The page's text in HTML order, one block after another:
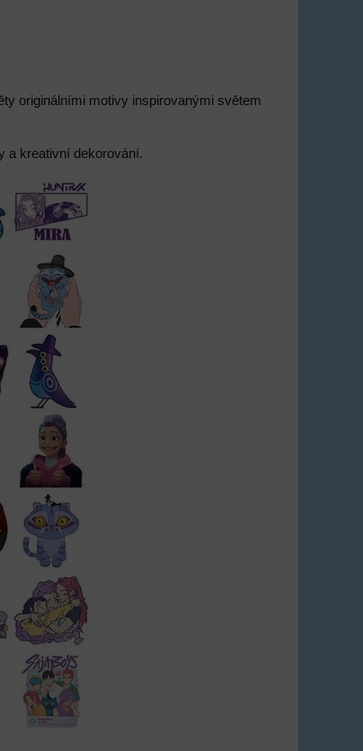
originálními motivy inspirovanými světem
a kreativní dekorování.